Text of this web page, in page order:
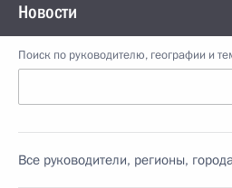
Новости
Поиск по руководителю, географии и
Все руководители, регионы,